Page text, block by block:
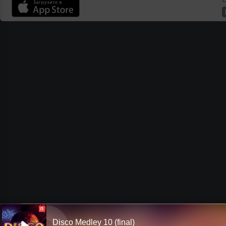
П
Disco Medley 10 (final)